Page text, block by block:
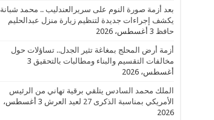
بعد أزمة صورة النوم على سريرالعندليب .. محمد شبانة
يكشف إجراءات جديدة لتنظيم زيارة منزل عبدالحليم
حافظ 3 أغسطس، 2026
أزمة أرض المحلج بمغاغة تثير الجدل.. تساؤلات حول
مخالفات التقسيم والبناء ومطالبات بالتحقيق 3
أغسطس، 2026
الملك محمد السادس يتلقي برقية تهاني من الرئيس
الأمريكي بمناسبة الذكرى 27 لعيد العرش
3 أغسطس،
2026